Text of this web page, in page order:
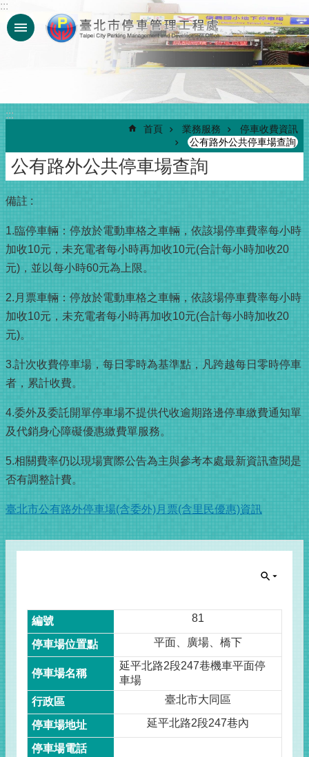
跳到主要內容區塊
:::
:::
首頁 業務服務
停車收費資訊
公有路外公共停車場查詢
公有路外公共停車場查詢
備註 :
1.臨停車輛：停放於電動車格之車輛，依該場停車費率每小時
加收10元，未充電者每小時再加收10元(合計每小時加收20
元)，並以每小時60元為上限。
2.月票車輛：停放於電動車格之車輛，依該場停車費率每小時
加收10元，未充電者每小時再加收10元(合計每小時加收20
元)。
3.計次收費停車場，每日零時為基準點，凡跨越每日零時停車
者，累計收費。
4.委外及委託開單停車場不提供代收逾期路邊停車繳費通知單
及代銷身心障礙優惠繳費單服務。
5.相關費率仍以現場實際公告為主與參考本處最新資訊查閱是
否有調整計費。
臺北市公有路外停車場(含委外)月票(含里民優惠)資訊
81
平面、廣場、橋下
延平北路2段247巷機車平面停
車場
臺北市大同區
延平北路2段247巷內